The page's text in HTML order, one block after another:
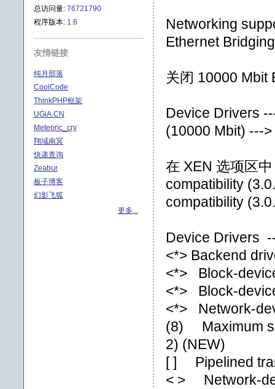
Networking
Ethernet Bridging
关闭 10000 Mbit
Device Drivers
(10000 Mbit) --->
在 XEN 选项区
compatibility
compatibility
Device Drivers
<*> Backend
<*> Block-
<*> Block-
<*> Network-
(8) Maximum
2) (NEW)
[ ] Pipelined
< > Network-
总访问量: 76721790
程序版本: 1.6
友情链接
纯月部落
CoolCode
ThinkPHP框架
UGiA.CN
Meteoric_cry
翔域南冥
快递查询
Zeabur
板子博客
幻影飞狐
更多...